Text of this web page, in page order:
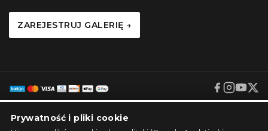
ZAREJESTRUJ GALERIĘ →
Prywatność i pliki cookie